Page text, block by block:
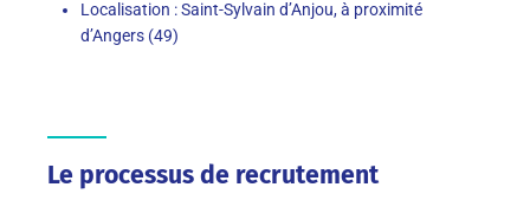
Localisation : Saint-Sylvain d’Anjou, à proximité
d’Angers (49)
Le processus de recrutement